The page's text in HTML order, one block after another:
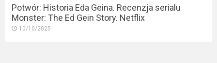
Potwór: Historia Eda Geina. Recenzja serialu
Monster: The Ed Gein Story. Netflix
10/10/2025